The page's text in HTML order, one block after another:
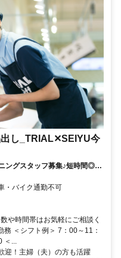
し_TRIAL✕SEIYU今
ングスタッフ募集♪短時間◎未
・バイク通勤不可
や時間帯はお気軽にご相談く
＜シフト例＞ 7：00～11：
＜...
迎！主婦（夫）の方も活躍